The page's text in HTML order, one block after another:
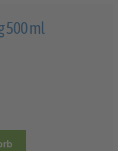
500 ml